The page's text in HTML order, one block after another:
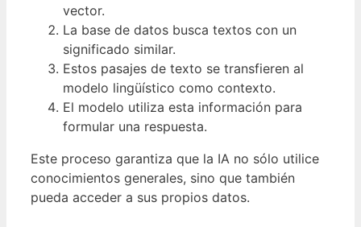
vector.
La base de datos busca textos con un
significado similar.
Estos pasajes de texto se transfieren al
modelo lingüístico como contexto.
El modelo utiliza esta información para
formular una respuesta.
Este proceso garantiza que la IA no sólo utilice
conocimientos generales, sino que también
pueda acceder a sus propios datos.